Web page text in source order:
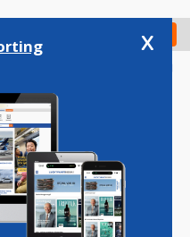
Check in
Vacatures
x